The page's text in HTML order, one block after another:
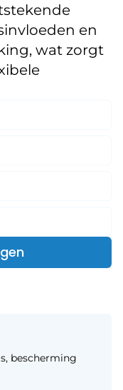
en
wat zorgt
bescherming